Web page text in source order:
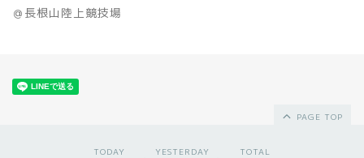
＠長根山陸上競技場
PAGE TOP
TODAY YESTERDAY TOTAL